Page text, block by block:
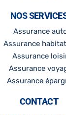
NOS
Assurance
Assurance
Assurance
Assurance
Assurance
CONTACT